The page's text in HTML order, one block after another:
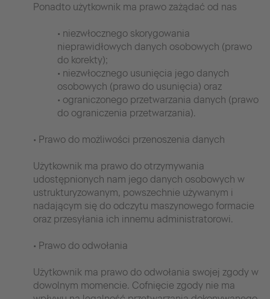
Ponadto użytkownik ma prawo zażądać od nas
• niezwłocznego skorygowania
nieprawidłowych danych osobowych (prawo
do korekty);
• niezwłocznego usunięcia jego danych
osobowych (prawo do usunięcia) oraz
• ograniczonego przetwarzania danych (prawo
do ograniczenia przetwarzania).
• Prawo do możliwości przenoszenia danych
Użytkownik ma prawo do otrzymywania
udostępnionych nam jego danych osobowych w
ustrukturyzowanym, powszechnie używanym i
nadającym się do odczytu maszynowego formacie
oraz przesyłania ich innemu administratorowi.
• Prawo do odwołania
Użytkownik ma prawo do odwołania swojej zgody w
dowolnym momencie. Cofnięcie zgody nie ma